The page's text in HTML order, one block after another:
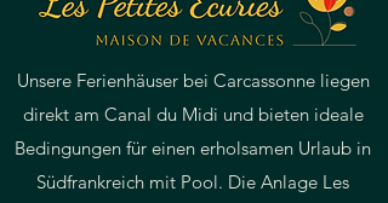
Unsere Ferienhäuser bei Carcassonne liegen
direkt am Canal du Midi und bieten ideale
Bedingungen für einen erholsamen Urlaub in
Südfrankreich mit Pool. Die Anlage Les